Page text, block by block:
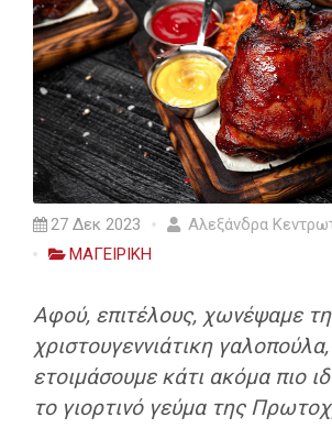
27 Δεκ 2023
Αλεξάνδρα
ΜΑΓΕΙΡΙΚΗ
Αφού, επιτέλους, χωνέψαμε τη
χριστουγεννιάτικη
ετοιμάσουμε κάτι ακόμα πιο
το γιορτινό γεύμα της